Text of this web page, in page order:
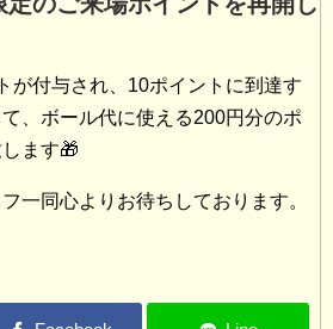
が付与され、10ポイントに到達す
、ボール代に使える200円分のポ
ます🎁
一同心よりお待ちしております。